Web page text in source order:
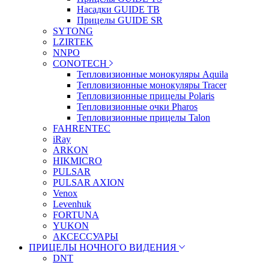
Насадки GUIDE TB
Прицелы GUIDE SR
SYTONG
LZIRTEK
NNPO
CONOTECH
Тепловизионные монокуляры Aquila
Тепловизионные монокуляры Tracer
Тепловизионные прицелы Polaris
Тепловизионные очки Pharos
Тепловизионные прицелы Talon
FAHRENTEC
iRay
ARKON
HIKMICRO
PULSAR
PULSAR AXION
Venox
Levenhuk
FORTUNA
YUKON
АКСЕССУАРЫ
ПРИЦЕЛЫ НОЧНОГО ВИДЕНИЯ
DNT